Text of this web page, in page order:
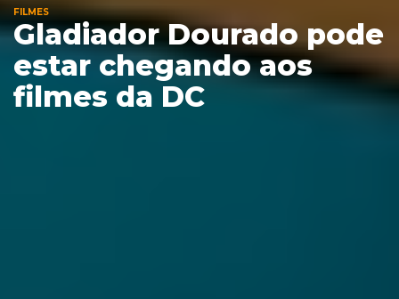
FILMES
Gladiador Dourado pode
estar chegando aos
filmes da DC